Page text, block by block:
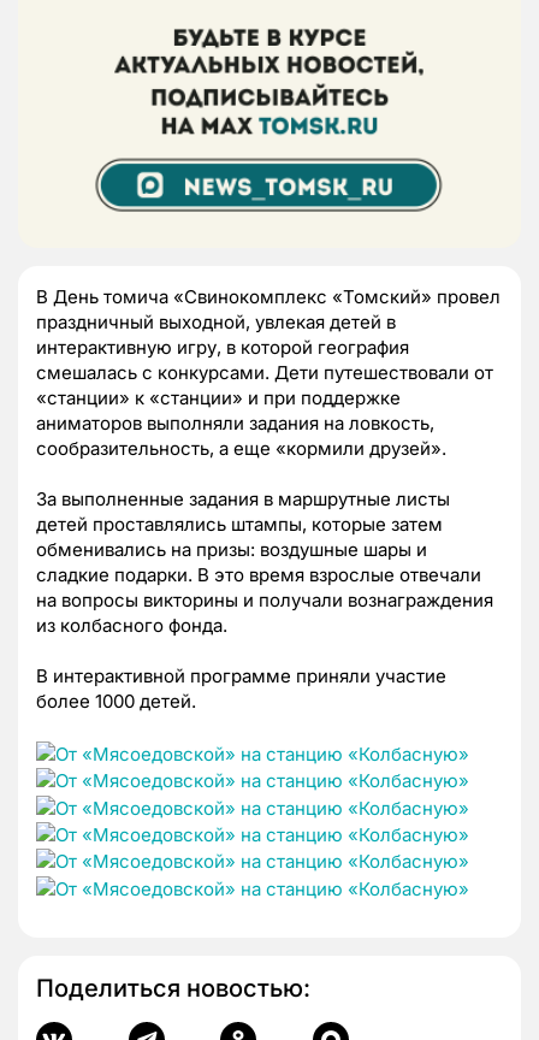
В День томича «Свинокомплекс «Томский» провел
праздничный выходной, увлекая детей в
интерактивную игру, в которой география
смешалась с конкурсами. Дети путешествовали от
«станции» к «станции» и при поддержке
аниматоров выполняли задания на ловкость,
сообразительность, а еще «кормили друзей».
За выполненные задания в маршрутные листы
детей проставлялись штампы, которые затем
обменивались на призы: воздушные шары и
сладкие подарки. В это время взрослые отвечали
на вопросы викторины и получали вознаграждения
из колбасного фонда.
В интерактивной программе приняли участие
более 1000 детей.
Поделиться новостью: